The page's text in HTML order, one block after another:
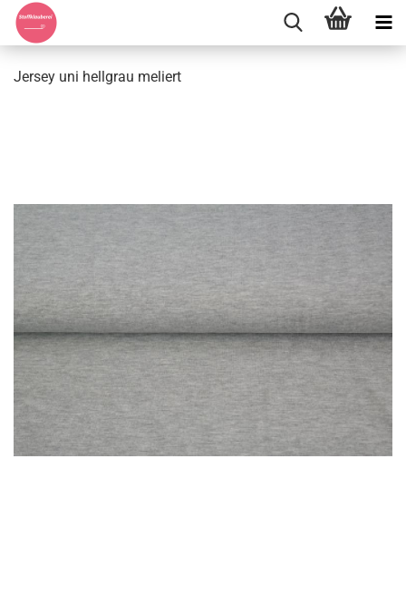
Jersey uni hellgrau meliert